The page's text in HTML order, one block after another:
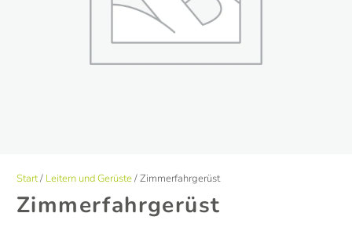
Start/ Leitern und Gerüste/ Zimmerfahrgerüst
Zimmerfahrgerüst